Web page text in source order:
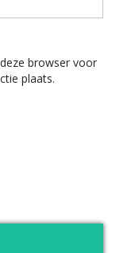
browser voor
plaats.